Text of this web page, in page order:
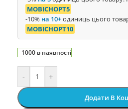
MOBICHOPT5
-10% на 10+одиниць цього
MOBICHOPT10
1000 в наявності
- +
Додати В